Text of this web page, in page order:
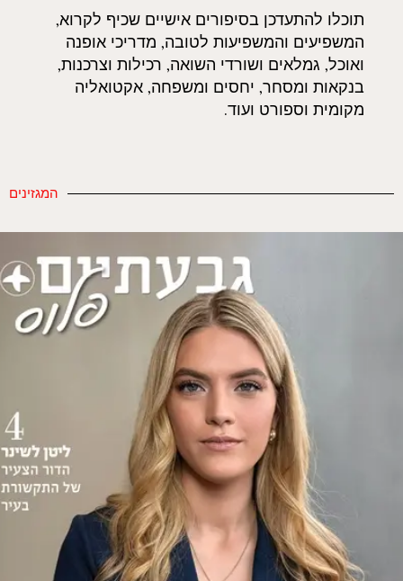
תוכלו להתעדכן בסיפורים אישיים שכיף לקרוא,
המשפיעים והמשפיעות לטובה, מדריכי אופנה
ואוכל, גמלאים ושורדי השואה, רכילות וצרכנות,
בנקאות ומסחר, יחסים ומשפחה, אקטואליה
מקומית וספורט ועוד.
המגזינים